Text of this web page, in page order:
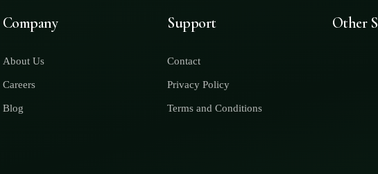
Company
About Us
Careers
Blog
Support
Contact
Privacy Policy
Terms and Conditions
Other